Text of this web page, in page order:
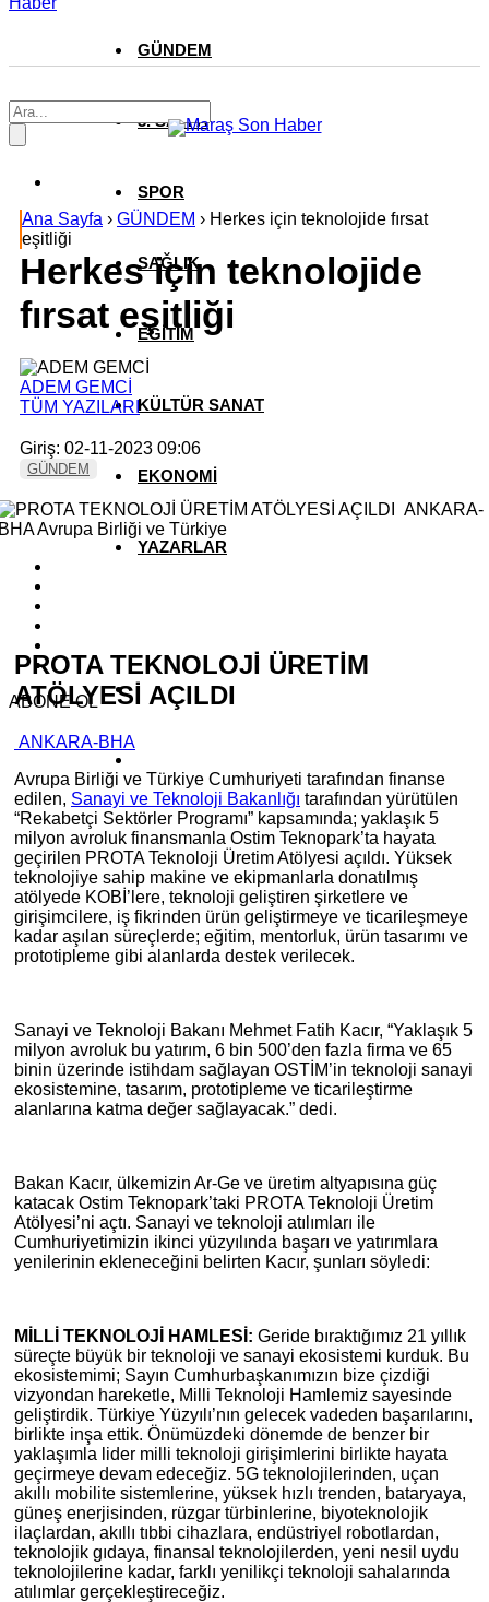
GÜNDEM
3. SAYFA
SPOR
SAĞLIK
EĞİTİM
KÜLTÜR SANAT
EKONOMİ
YAZARLAR
Ana Sayfa › GÜNDEM › Herkes için teknolojide fırsat
eşitliği
Herkes için teknolojide
fırsat eşitliği
ADEM GEMCİ
TÜM YAZILARI
Giriş: 02-11-2023 09:06
GÜNDEM
ABONE OL
PROTA TEKNOLOJİ ÜRETİM
ATÖLYESİ AÇILDI
ANKARA-BHA
Avrupa Birliği ve Türkiye Cumhuriyeti tarafından finanse
edilen, Sanayi ve Teknoloji Bakanlığı tarafından yürütülen
“Rekabetçi Sektörler Programı” kapsamında; yaklaşık 5
milyon avroluk finansmanla Ostim Teknopark’ta hayata
geçirilen PROTA Teknoloji Üretim Atölyesi açıldı. Yüksek
teknolojiye sahip makine ve ekipmanlarla donatılmış
atölyede KOBİ’lere, teknoloji geliştiren şirketlere ve
girişimcilere, iş fikrinden ürün geliştirmeye ve ticarileşmeye
kadar aşılan süreçlerde; eğitim, mentorluk, ürün tasarımı ve
prototipleme gibi alanlarda destek verilecek.
Sanayi ve Teknoloji Bakanı Mehmet Fatih Kacır, “Yaklaşık 5
milyon avroluk bu yatırım, 6 bin 500’den fazla firma ve 65
binin üzerinde istihdam sağlayan OSTİM’in teknoloji sanayi
ekosistemine, tasarım, prototipleme ve ticarileştirme
alanlarına katma değer sağlayacak.” dedi.
Bakan Kacır, ülkemizin Ar-Ge ve üretim altyapısına güç
katacak Ostim Teknopark’taki PROTA Teknoloji Üretim
Atölyesi’ni açtı. Sanayi ve teknoloji atılımları ile
Cumhuriyetimizin ikinci yüzyılında başarı ve yatırımlara
yenilerinin ekleneceğini belirten Kacır, şunları söyledi:
MİLLİ TEKNOLOJİ HAMLESİ: Geride bıraktığımız 21 yıllık
süreçte büyük bir teknoloji ve sanayi ekosistemi kurduk. Bu
ekosistemimi; Sayın Cumhurbaşkanımızın bize çizdiği
vizyondan hareketle, Milli Teknoloji Hamlemiz sayesinde
geliştirdik. Türkiye Yüzyılı’nın gelecek vadeden başarılarını,
birlikte inşa ettik. Önümüzdeki dönemde de benzer bir
yaklaşımla lider milli teknoloji girişimlerini birlikte hayata
geçirmeye devam edeceğiz. 5G teknolojilerinden, uçan
akıllı mobilite sistemlerine, yüksek hızlı trenden, bataryaya,
güneş enerjisinden, rüzgar türbinlerine, biyoteknolojik
ilaçlardan, akıllı tıbbi cihazlara, endüstriyel robotlardan,
teknolojik gıdaya, finansal teknolojilerden, yeni nesil uydu
teknolojilerine kadar, farklı yenilikçi teknoloji sahalarında
atılımlar gerçekleştireceğiz.